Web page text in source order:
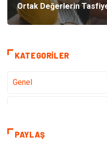
Ortak Değerlerin
KATEGORILER
Genel
Dünya'dan Haberler
PAYLAŞ